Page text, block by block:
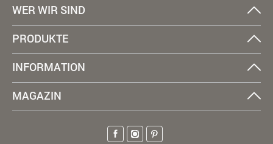
WER WIR SIND
PRODUKTE
INFORMATION
MAGAZIN